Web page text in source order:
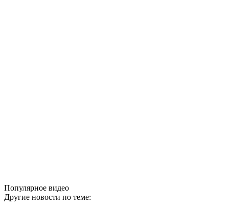
Популярное видео
Другие новости по теме: